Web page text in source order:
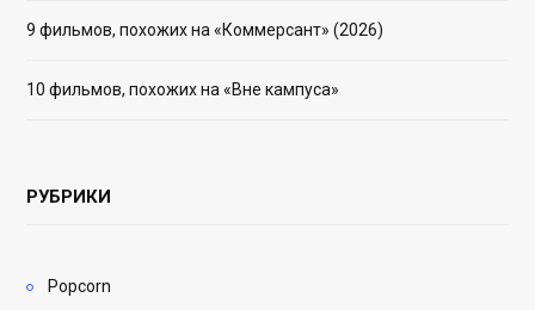
9 фильмов, похожих на «Коммерсант» (2026)
10 фильмов, похожих на «Вне кампуса»
РУБРИКИ
Popcorn